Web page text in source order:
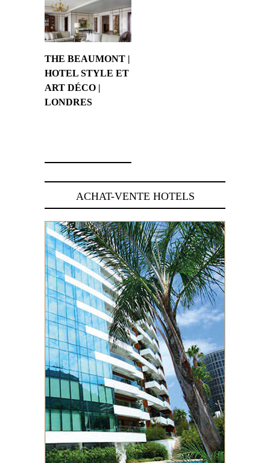
THE BEAUMONT |
HOTEL STYLE ET
ART DÉCO |
LONDRES
ACHAT-VENTE HOTELS